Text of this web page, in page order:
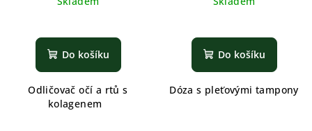
Do košíku
Odličovač očí a rtů s
kolagenem
Do košíku
Dóza s pleťovými tampony